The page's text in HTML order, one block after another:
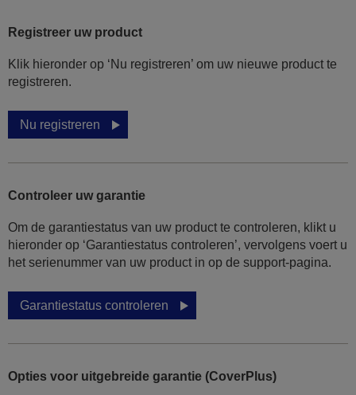
Registreer uw product
Klik hieronder op ‘Nu registreren’ om uw nieuwe product te
registreren.
Nu registreren
Controleer uw garantie
Om de garantiestatus van uw product te controleren, klikt u
hieronder op ‘Garantiestatus controleren’, vervolgens voert u
het serienummer van uw product in op de support-pagina.
Garantiestatus controleren
Opties voor uitgebreide garantie (CoverPlus)